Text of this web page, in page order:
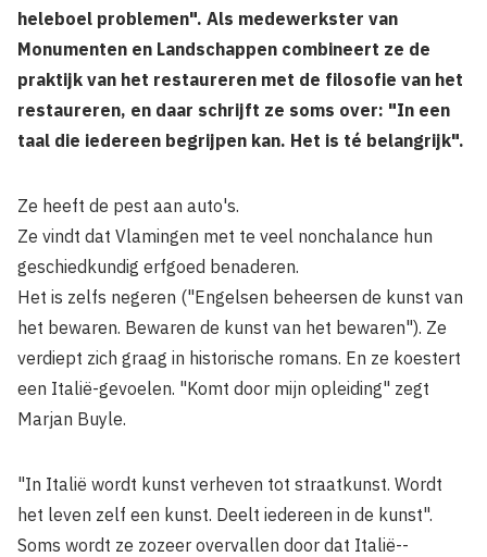
heleboel problemen". Als medewerkster van
Monumenten en Landschappen combineert ze de
praktijk van het restaureren met de filosofie van het
restaureren, en daar schrijft ze soms over: "In een
taal die iedereen begrijpen kan. Het is té belangrijk".
Ze heeft de pest aan auto's.
Ze vindt dat Vlamingen met te veel nonchalance hun
geschied­kundig erfgoed benaderen.
Het is zelfs negeren ("Engelsen beheersen de kunst van
het bewaren. Bewaren de kunst van het bewaren"). Ze
verdiept zich graag in historische romans. En ze koestert
een Italië-gevoelen. "Komt door mijn opleiding" zegt
Marjan Buyle.
"In Italië wordt kunst verheven tot straatkunst. Wordt
het leven zelf een kunst. Deelt iedereen in de kunst".
Soms wordt ze zozeer overvallen door dat Italië-­